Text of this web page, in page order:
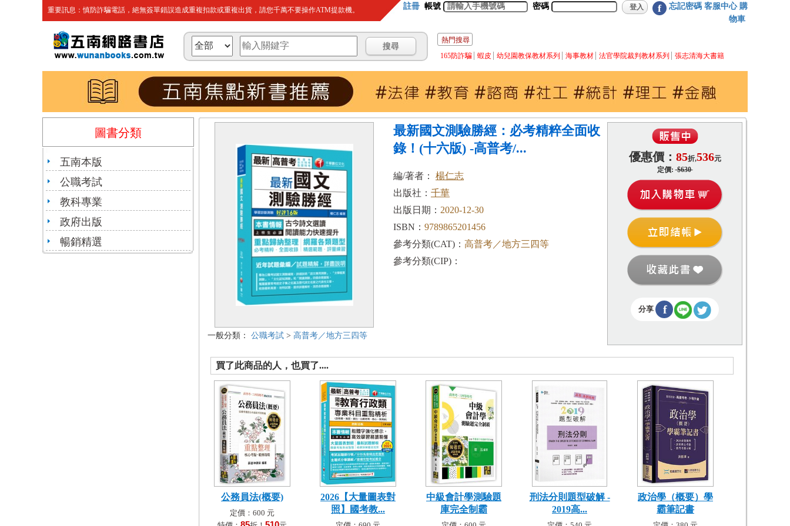
重要訊息：慎防詐騙電話，絕無簽單錯誤造成重複扣款或重複出貨，請您千萬不要操作ATM提款機。 註冊 帳號 密碼 f 忘記密碼 客服中心 購
物車
熱門搜尋
165防詐騙
蝦皮 幼兒園教保教材系列 海事教材 法官學院裁判教材系列 張志清海大書籍
圖書分類
五南本版
公職考試
教科專業
政府出版
暢銷精選
一般分類： 公職考試 > 高普考／地方三四等
最新國文測驗勝經：必考精粹全面收
錄！(十六版) -高普考/...
編/著者： 楊仁志
出版社： 千華
出版日期： 2020-12-30
ISBN： 9789865201456
參考分類(CAT)： 高普考／地方三四等
參考分類(CIP)：
優惠價： 85折,536元
定價:$630
分享 f
買了此商品的人，也買了....
公務員法(概要)
定價：600 元
2026【大量圖表對
照】國考教...
中級會計學測驗題
庫完全制霸
刑法分則題型破解 -
2019高...
政治學（概要）學
霸筆記書